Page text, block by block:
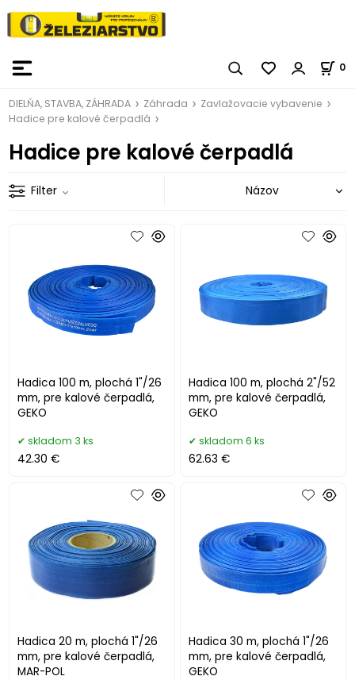
0
DIELŇA, STAVBA, ZÁHRADA Záhrada
Zavlažovacie vybavenie
Hadice pre kalové čerpadlá
Hadice pre kalové čerpadlá
Filter
Hadica 100 m, plochá 1"/26
mm, pre kalové čerpadlá,
GEKO
skladom 3 ks
42.30 €
Hadica 100 m, plochá 2"/52
mm, pre kalové čerpadlá,
GEKO
skladom 6 ks
62.63 €
Hadica 20 m, plochá 1"/26
mm, pre kalové čerpadlá,
MAR-POL
Hadica 30 m, plochá 1"/26
mm, pre kalové čerpadlá,
GEKO